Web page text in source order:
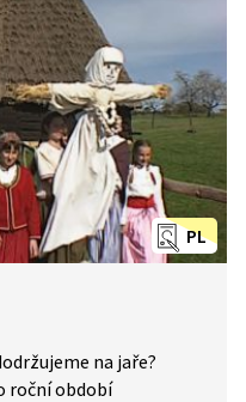
PL
na jaře?
roční období